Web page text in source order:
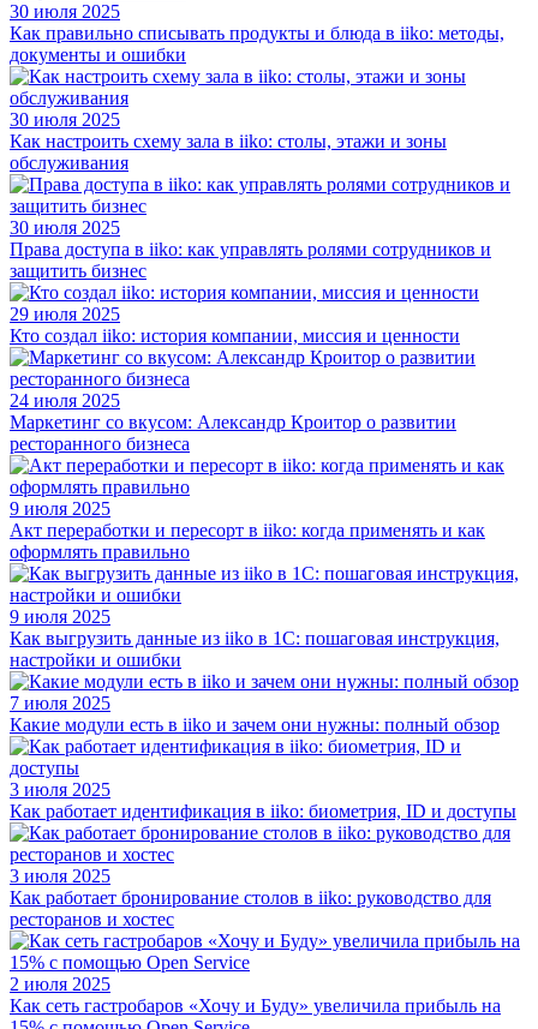
30 июля 2025
Как правильно списывать продукты и блюда в iiko: методы,
документы и ошибки
30 июля 2025
Как настроить схему зала в iiko: столы, этажи и зоны
обслуживания
30 июля 2025
Права доступа в iiko: как управлять ролями сотрудников и
защитить бизнес
29 июля 2025
Кто создал iiko: история компании, миссия и ценности
24 июля 2025
Маркетинг со вкусом: Александр Кроитор о развитии
ресторанного бизнеса
9 июля 2025
Акт переработки и пересорт в iiko: когда применять и как
оформлять правильно
9 июля 2025
Как выгрузить данные из iiko в 1С: пошаговая инструкция,
настройки и ошибки
7 июля 2025
Какие модули есть в iiko и зачем они нужны: полный обзор
3 июля 2025
Как работает идентификация в iiko: биометрия, ID и доступы
3 июля 2025
Как работает бронирование столов в iiko: руководство для
ресторанов и хостес
2 июля 2025
Как сеть гастробаров «Хочу и Буду» увеличила прибыль на